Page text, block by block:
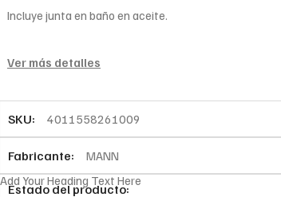
Incluye junta en baño en aceite.
Ver más detalles
SKU: 4011558261009
Fabricante: MANN
Estado del producto:
Add Your Heading Text Here